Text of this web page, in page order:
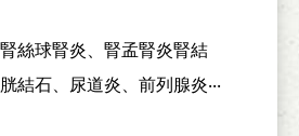
腎絲球腎炎、腎孟腎炎腎結
結石、尿道炎、前列腺炎‧‧‧